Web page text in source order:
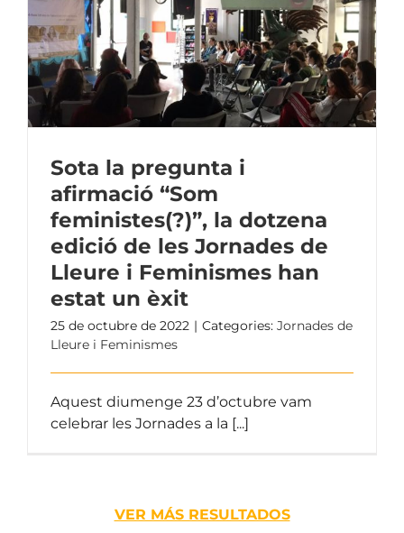
Sota la pregunta i
afirmació “Som
feministes(?)”, la dotzena
edició de les Jornades de
Lleure i Feminismes han
estat un èxit
25 de octubre de 2022 | Categories: Jornades de
Lleure i Feminismes
Aquest diumenge 23 d’octubre vam
celebrar les Jornades a la [...]
VER MÁS RESULTADOS